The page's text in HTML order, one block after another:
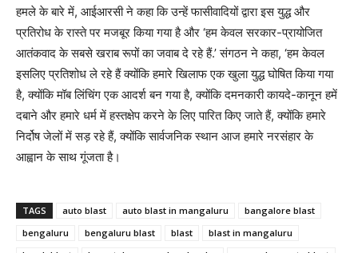
हमले के बारे में, आईआरसी ने कहा कि उन्हें फासीवादियों द्वारा इस युद्ध और
प्रतिरोध के रास्ते पर मजबूर किया गया है और ‘हम केवल सरकार-प्रायोजित
आतंकवाद के सबसे खराब रूपों का जवाब दे रहे हैं.’ संगठन ने कहा, ‘हम केवल
इसलिए प्रतिशोध ले रहे हैं क्योंकि हमारे खिलाफ एक खुला युद्ध घोषित किया गया
है, क्योंकि मॉब लिंचिंग एक आदर्श बन गया है, क्योंकि दमनकारी कायदे-कानून हमें
दबाने और हमारे धर्म में हस्तक्षेप करने के लिए पारित किए जाते हैं, क्योंकि हमारे
निर्दोष जेलों में सड़ रहे हैं, क्योंकि सार्वजनिक स्थान आज हमारे नरसंहार के
आह्वान के साथ गूंजता है।
TAGS auto blast auto blast in mangaluru
bangalore blast
bengaluru
bengaluru blast blast
blast in mangaluru